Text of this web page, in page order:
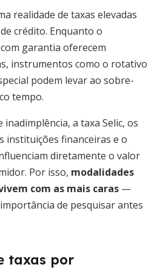
realidade de taxas elevadas
crédito. Enquanto o
garantia oferecem
instrumentos como o rotativo
podem levar ao sobre-
tempo.
a taxa Selic, os
instituições financeiras e o
diretamente o valor
Por isso, modalidades
com as mais caras —
de pesquisar antes
taxas por